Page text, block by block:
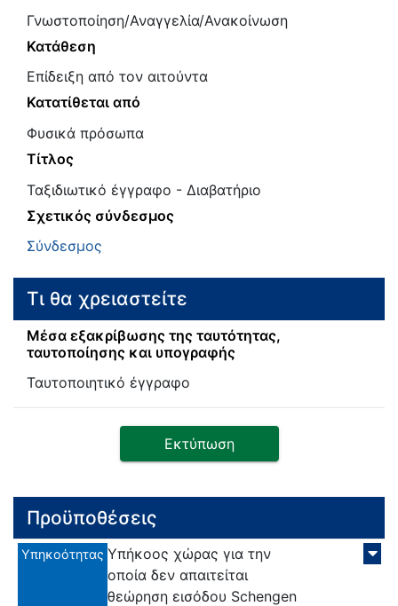
Γνωστοποίηση/Αναγγελία/Ανακοίνωση
Κατάθεση
Επίδειξη από τον αιτούντα
Κατατίθεται από
Φυσικά πρόσωπα
Τίτλος
Ταξιδιωτικό έγγραφο - Διαβατήριο
Σχετικός σύνδεσμος
Σύνδεσμος
Τι θα χρειαστείτε
Μέσα εξακρίβωσης της ταυτότητας,
ταυτοποίησης και υπογραφής
Ταυτοποιητικό έγγραφο
Εκτύπωση
Προϋποθέσεις
Υπηκοότητας Υπήκοος χώρας για την
οποία δεν απαιτείται
θεώρηση εισόδου Schengen